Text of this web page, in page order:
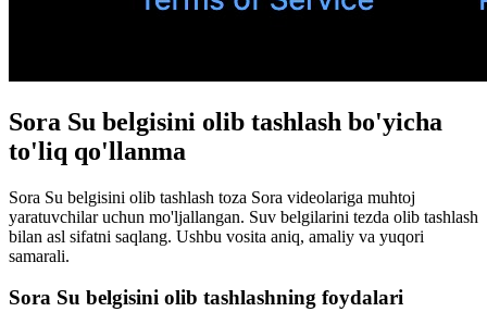
Sora Su belgisini olib tashlash bo'yicha
to'liq qo'llanma
Sora Su belgisini olib tashlash toza Sora videolariga muhtoj
yaratuvchilar uchun mo'ljallangan. Suv belgilarini tezda olib tashlash
bilan asl sifatni saqlang. Ushbu vosita aniq, amaliy va yuqori
samarali.
Sora Su belgisini olib tashlashning foydalari